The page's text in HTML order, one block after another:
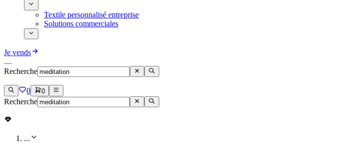
Textile personnalisé entreprise
Solutions commerciales
Je vends
Recherche
0 0
Recherche
...